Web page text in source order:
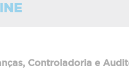
Controladoria e